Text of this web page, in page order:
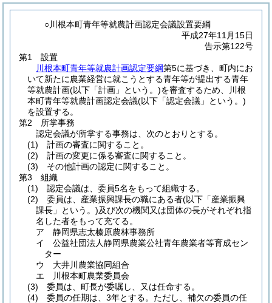
○川根本町青年等就農計画認定会議設置要綱
平成27年11月15日
告示第122号
第1 設置
川根本町青年等就農計画認定要綱第5に基づき、町内にお
いて新たに農業経営に就こうとする青年等が提出する青年
等就農計画(以下「計画」という。)を審査するため、川根
本町青年等就農計画認定会議(以下「認定会議」という。)
を設置する。
第2 所掌事務
認定会議が所掌する事務は、次のとおりとする。
(1) 計画の審査に関すること。
(2) 計画の変更に係る審査に関すること。
(3) その他計画の認定に関すること。
第3 組織
(1) 認定会議は、委員5名をもって組織する。
(2) 委員は、産業振興課長の職にある者(以下「産業振興
課長」という。)及び次の機関又は団体の長がそれぞれ指
名した者をもって充てる。
ア 静岡県志太榛原農林事務所
イ 公益社団法人静岡県農業公社青年農業者等育成セン
ター
ウ 大井川農業協同組合
エ 川根本町農業委員会
(3) 委員は、町長が委嘱し、又は任命する。
(4) 委員の任期は、3年とする。ただし、補欠の委員の任